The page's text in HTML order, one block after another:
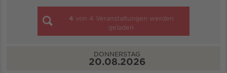
4 von 4 Veranstaltungen werden
geladen
DONNERSTAG
20.08.2026